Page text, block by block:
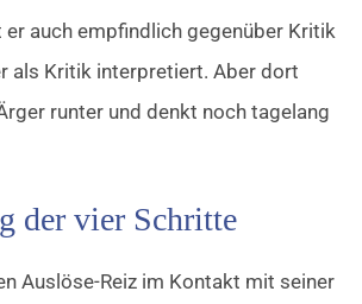
er auch empfindlich gegenüber Kritik
als Kritik interpretiert. Aber dort
runter und denkt noch tagelang
der vier Schritte
Auslöse-Reiz im Kontakt mit seiner